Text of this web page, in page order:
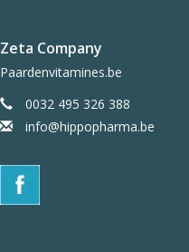
Zeta Company
Paardenvitamines.be
0032 495 326 388
info@hippopharma.be